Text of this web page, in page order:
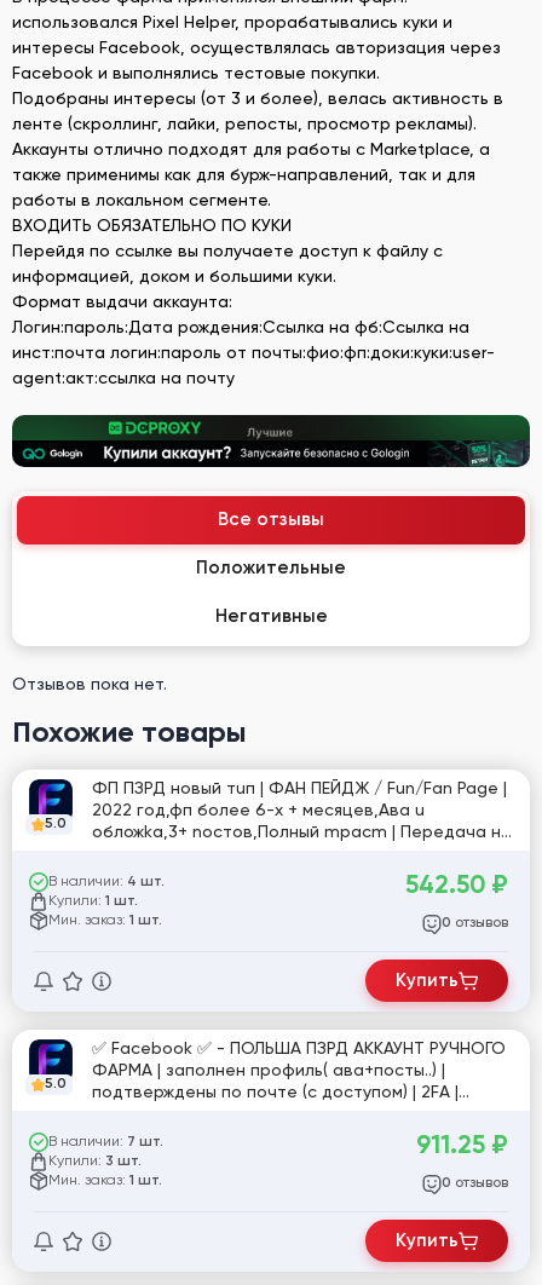
использовался Pixel Helper, прорабатывались куки и
интересы Facebook, осуществлялась авторизация через
Facebook и выполнялись тестовые покупки.
Подобраны интересы (от 3 и более), велась активность в
ленте (скроллинг, лайки, репосты, просмотр рекламы).
Аккаунты отлично подходят для работы с Marketplace, а
также применимы как для бурж-направлений, так и для
работы в локальном сегменте.
ВХОДИТЬ ОБЯЗАТЕЛЬНО ПО КУКИ
Перейдя по ссылке вы получаете доступ к файлу с
информацией, доком и большими куки.
Формат выдачи аккаунта:
Логин:пароль:Дата рождения:Ссылка на фб:Ссылка на
инст:почта логин:пароль от почты:фио:фп:доки:куки:user-
agent:акт:ссылка на почту
Все отзывы
Положительные
Негативные
Отзывов пока нет.
Похожие товары
5.0
ФП ПЗРД нoвый тuп | ФАН ПЕЙДЖ / Fun/Fan Page |
2022 гoд,фп бoлee 6-x + мecяцeв,Авa u
oбложkа,3+ nоcтoв,Полный mpacm | Передача на
В наличии: 4 шт.
Купили: 1 шт.
Мин. заказ: 1 шт.
542.50 ₽
0 отзывов
Купить
5.0
✅ Facebook ✅ - ПОЛЬША ПЗРД АККАУНТ РУЧНОГО
ФАРМА | заполнен профиль( ава+посты..) |
подтверждены по почте (с доступом) | 2FA |
В наличии: 7 шт.
Купили: 3 шт.
Мин. заказ: 1 шт.
911.25 ₽
0 отзывов
Купить